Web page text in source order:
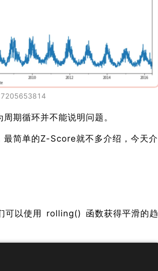
期循环并不能说明问题。
最简单的Z-Score就不多介绍，今天介
可以使用 rolling() 函数获得平滑的趋